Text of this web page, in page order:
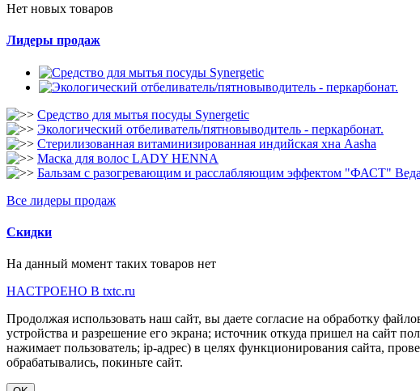
Нет новых товаров
Лидеры продаж
Средство для мытья посуды Synergetic
Экологический отбеливатель/пятновыводитель - перкарбонат.
Стерилизованная витаминизированная индийская хна Aasha
Маска для волос LADY HENNA
Бальзам с разогревающим и расслабляющим эффектом "ФАСТ"
Все лидеры продаж
Скидки
На данный момент таких товаров нет
HACTPOEHO B txtc.ru
Продолжая использовать наш сайт, вы даете согласие на обработку
устройства и разрешение его экрана; источник откуда пришел на сайт
нажимает пользователь; ip-адрес) в целях функционирования сайта,
обрабатывались, покиньте сайт.